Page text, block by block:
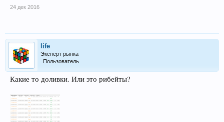
24 дек 2016
life
Эксперт рынка
Пользователь
Какие то доливки. Или это рибейты?